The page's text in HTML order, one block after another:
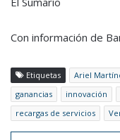
Con información de
Etiquetas Ariel
ganancias
innovación
recargas de servicios